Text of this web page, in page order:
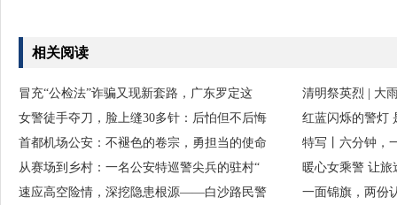
相关阅读
冒充“公检法”诈骗又现新套路，广东罗定这
清明祭英烈 | 大
女警徒手夺刀，脸上缝30多针：后怕但不后悔
红蓝闪烁的警灯
首都机场公安：不褪色的卷宗，勇担当的使命
特写丨六分钟，
从赛场到乡村：一名公安特巡警尖兵的驻村“
暖心女乘警 让旅
速应高空险情，深挖隐患根源——白沙路民警
一面锦旗，两份